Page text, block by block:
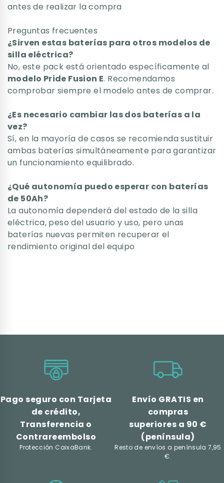
antes de realizar la compra
Preguntas frecuentes
¿Sirven estas baterías para otros modelos de
silla eléctrica?
No, este pack está orientado específicamente al
modelo Pride Fusion E. Recomendamos
comprobar siempre el modelo antes de comprar.
¿Es necesario cambiar las dos baterías a la
vez?
Sí, en la mayoría de casos se recomienda sustituir
ambas baterías simultáneamente para garantizar
un funcionamiento equilibrado.
¿Qué autonomía puedo esperar con baterías
de 50Ah?
La autonomía dependerá del estado de la silla
eléctrica, peso del usuario y uso, pero unas
baterías nuevas permiten recuperar el
rendimiento original del equipo
Pago seguro con Tarjeta
de crédito,
Transferencia o
Contrareembolso
Protección CaixaBank.
Envío GRATIS en
compras
superiores a 90 €
(península)
Resto de envíos a península 7,95
€.